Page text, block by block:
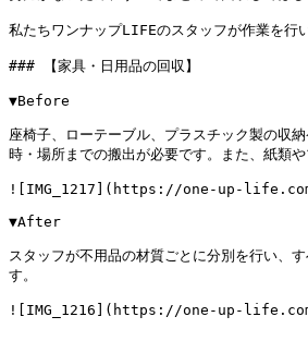
私たちワンナップLIFEのスタッフが作業を行
### 【家具・日用品の回収】
▼Before
座椅子、ローテーブル、プラスチック製の収
時・場所までの搬出が必要です。また、紙類
![IMG_1217](https://one-up-
▼After
スタッフが不用品の材質ごとに分別を行い、
す。
![IMG_1216](https://one-up-